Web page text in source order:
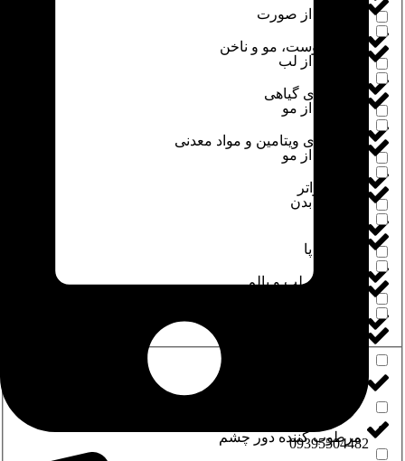
مکمل پوست، مو و ناخن
مکمل‌های گیاهی
مکمل‌های ویتامین و مواد معدنی
میسلارواتر
نرم کننده لب و بالم
مراقبت از صورت
مراقبت از لب
مراقبت از مو
مراقبت از مو
مراقبت بدن
مراقبت پا
مرطوب کننده دور چشم
09395504482